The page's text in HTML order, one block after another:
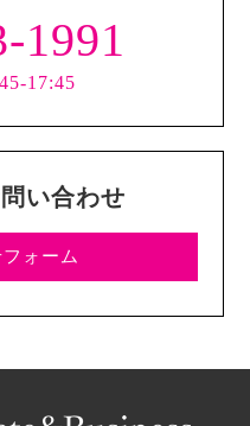
1991
17:45
い合わせ
ォーム